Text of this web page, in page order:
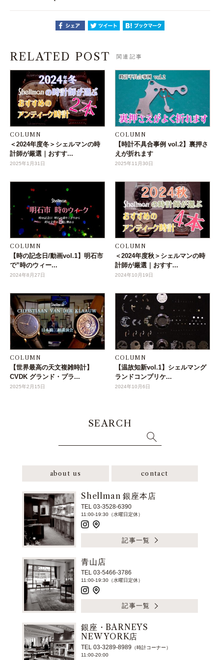
RELATED POST 関連記事
COLUMN
＜2024年度冬＞シェルマンの時
計師が厳選｜おすす...
2025年1月31日
COLUMN
【時計不具合事例 vol.2】裏押さ
えが折れます
2025年11月30日
COLUMN
【時の記念日/動画vol.1】明石市
で”時のウィー...
2024年8月27日
COLUMN
＜2024年度秋＞シェルマンの時
計師が厳選｜おすす...
2024年10月19日
COLUMN
【世界最高の天文複雑時計】
CVDK グランド・プラ...
2025年2月15日
COLUMN
【温故知新vol.1】シェルマング
ランドコンプリケ...
2024年10月6日
SEARCH
about us contact
Shellman 銀座本店
TEL 03-3528-6390
11:00-19:30（水曜日定休）
記事一覧
青山店
TEL 03-5466-3786
11:00-19:30（水曜日定休）
記事一覧
銀座・BARNEYS
NEW YORK店
TEL 03-3289-8989 （時計コーナー）
11:00-20:00